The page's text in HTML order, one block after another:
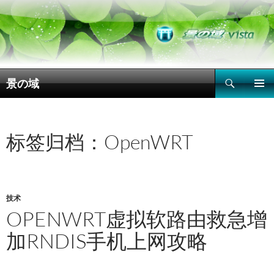
景の域
搜
索
文
标签归档：OpenWRT
技术
OPENWRT虚拟软路由救急增
加RNDIS手机上网攻略